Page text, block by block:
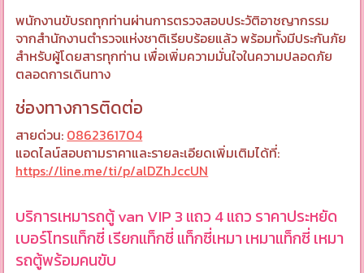
พนักงานขับรถทุกท่านผ่านการตรวจสอบประวัติอาชญากรรม
จากสำนักงานตำรวจแห่งชาติเรียบร้อยแล้ว พร้อมทั้งมีประกันภัย
สำหรับผู้โดยสารทุกท่าน เพื่อเพิ่มความมั่นใจในความปลอดภัย
ตลอดการเดินทาง
ช่องทางการติดต่อ
สายด่วน: 0862361704
แอดไลน์สอบถามราคาและรายละเอียดเพิ่มเติมได้ที่:
https://line.me/ti/p/alDZhJccUN
บริการเหมารถตู้ van VIP 3 แถว 4 แถว ราคาประหยัด
เบอร์โทรแท็กซี่ เรียกแท็กซี่ แท็กซี่เหมา เหมาแท็กซี่ เหมา
รถตู้พร้อมคนขับ